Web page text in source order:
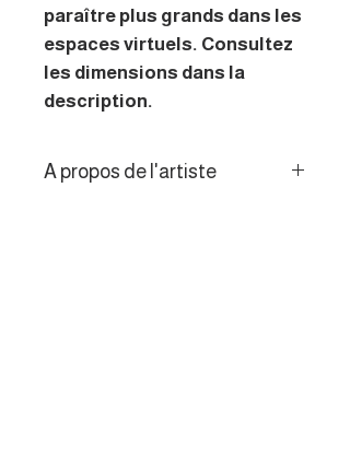
paraître plus grands dans les
espaces virtuels. Consultez
les dimensions dans la
description.
A propos de l'artiste